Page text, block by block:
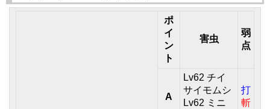
ポ
イ
ン
ト
害虫
弱
点
A
Lv62 チイ
サイモムシ
Lv62 ミニ
打
斬